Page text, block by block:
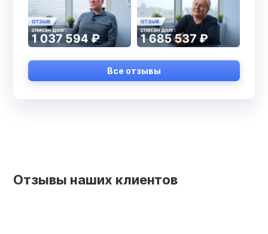
Все отзывы
Отзывы наших клиентов